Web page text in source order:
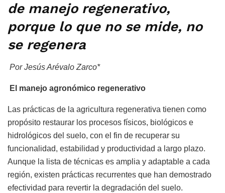
de manejo regenerativo,
porque lo que no se mide, no
se regenera
Por Jesús Arévalo Zarco*
El manejo agronómico regenerativo
Las prácticas de la agricultura regenerativa tienen como
propósito restaurar los procesos físicos, biológicos e
hidrológicos del suelo, con el fin de recuperar su
funcionalidad, estabilidad y productividad a largo plazo.
Aunque la lista de técnicas es amplia y adaptable a cada
región, existen prácticas recurrentes que han demostrado
efectividad para revertir la degradación del suelo.